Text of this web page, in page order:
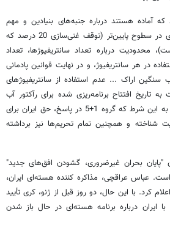
که آماده هستند درباره جنبه‌های بنیادین و مهم
برنامه هسته‌ای شامل غنی‌سازی در سطوح پایین‌تر (توقف غنی‌سازی 20 درصد که
محدودیت درباره تعداد سانتریفیوژها،‌ تعداد
در هر سانتریفیوژ، و در نهایت قوانین پادمانی
سنگین اراک ... عدم استفاده از سانتریفیوژهای
تاریخ افتتاح برنامه‌ریزی شده برای رآکتور آب
سنگین اراک مذاکره کنند البته به این شرط که گروه 1+5 در پاسخ، حق ایران برای
شناخته و همچنین تمام تحریم‌ها نیز برداشته
"پایان بحران غیرضروری،‌ گشودن افق‌های جدید"
است. عباس عراقچی، مذاکره کننده هسته‌ای ایران،
کرد. با این حال، دو روز قبل از ژنو،‌ کری تأیید
ایران درباره برنامه هسته‌ای در حال باز شدن